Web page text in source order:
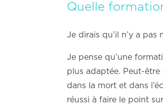
Quelle
Je dirais qu’il n’y a
Je pense qu’une
plus adaptée. Peut-
dans la mort et dans
réussi à faire le point